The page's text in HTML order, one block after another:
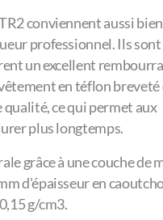
conviennent aussi
professionnel. Ils
un excellent
en téflon breveté
qualité, ce qui permet aux
plus longtemps.
grâce à une couche de
d'épaisseur en
g/cm3.